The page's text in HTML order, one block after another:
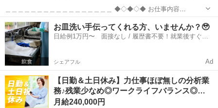
＿＿＿＿＿＿＿＿＿＿＿＿＿＿＿＿＿ ◆◇◆◇◆ お仕事内容
◆◇◆◇◆ ‾‾‾‾‾‾‾‾‾‾‾‾‾‾‾‾‾ 【保育業務全般】 ◇担当クラス：１歳児クラ
ス ◇製作などの教材の準備 ◇保護者対応 ◇行事計画 ◇清掃などの付
随...
福島 福島市 保育士
お皿洗い手伝ってくれる方、いませんか？🥹
日給例1万円〜 面接なし / 履歴書不要！就業後すぐに
シェアフル Ad
【日勤＆土日休み】力仕事ほぼ無しの分析業
務♪残業少なめ◎ワークライフバランス◎…
月給240,000円